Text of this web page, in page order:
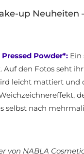
up Neuheiten
Powder*: Ein
den Fotos seht
leicht mattiert
selbst nach
von NABLA